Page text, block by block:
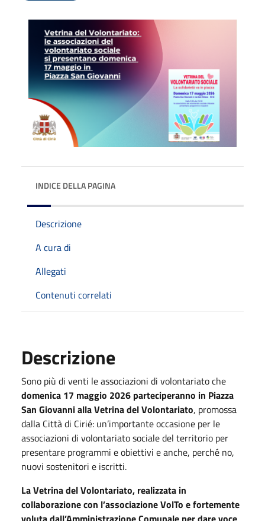
INDICE DELLA PAGINA
Descrizione
A cura di
Allegati
Contenuti correlati
Descrizione
Sono più di venti le associazioni di volontariato che
domenica 17 maggio 2026 parteciperanno in Piazza
San Giovanni alla Vetrina del Volontariato, promossa
dalla Città di Cirié: un’importante occasione per le
associazioni di volontariato sociale del territorio per
presentare programmi e obiettivi e anche, perché no,
nuovi sostenitori e iscritti.
La Vetrina del Volontariato, realizzata in
collaborazione con l’associazione VolTo e fortemente